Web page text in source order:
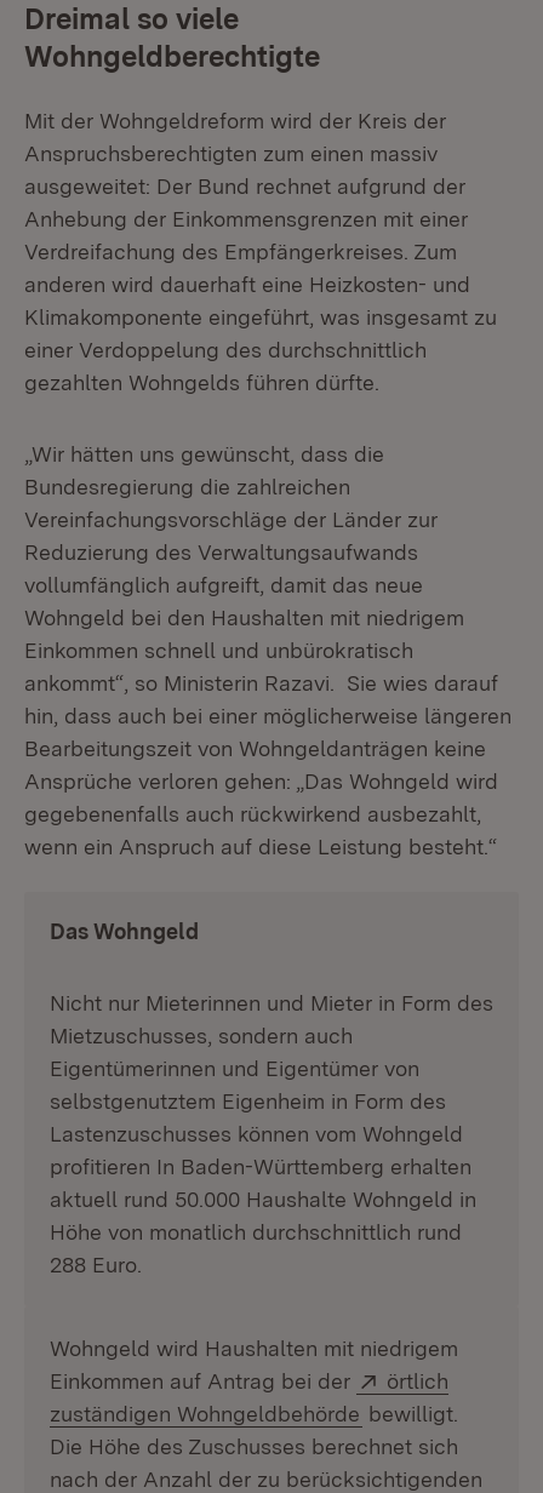
Dreimal so viele
Wohngeldberechtigte
Mit der Wohngeldreform wird der Kreis der
Anspruchsberechtigten zum einen massiv
ausgeweitet: Der Bund rechnet aufgrund der
Anhebung der Einkommensgrenzen mit einer
Verdreifachung des Empfängerkreises. Zum
anderen wird dauerhaft eine Heizkosten- und
Klimakomponente eingeführt, was insgesamt zu
einer Verdoppelung des durchschnittlich
gezahlten Wohngelds führen dürfte.
„Wir hätten uns gewünscht, dass die
Bundesregierung die zahlreichen
Vereinfachungsvorschläge der Länder zur
Reduzierung des Verwaltungsaufwands
vollumfänglich aufgreift, damit das neue
Wohngeld bei den Haushalten mit niedrigem
Einkommen schnell und unbürokratisch
ankommt“, so Ministerin Razavi. Sie wies darauf
hin, dass auch bei einer möglicherweise längeren
Bearbeitungszeit von Wohngeldanträgen keine
Ansprüche verloren gehen: „Das Wohngeld wird
gegebenenfalls auch rückwirkend ausbezahlt,
wenn ein Anspruch auf diese Leistung besteht.“
Das Wohngeld
Nicht nur Mieterinnen und Mieter in Form des
Mietzuschusses, sondern auch
Eigentümerinnen und Eigentümer von
selbstgenutztem Eigenheim in Form des
Lastenzuschusses können vom Wohngeld
profitieren In Baden-Württemberg erhalten
aktuell rund 50.000 Haushalte Wohngeld in
Höhe von monatlich durchschnittlich rund
288 Euro.
Wohngeld wird Haushalten mit niedrigem
Einkommen auf Antrag bei der
Extern:
örtlich
zuständigen Wohngeldbehörde (Öffnet in neuem
bewilligt.
Die Höhe des Zuschusses berechnet sich
nach der Anzahl der zu berücksichtigenden